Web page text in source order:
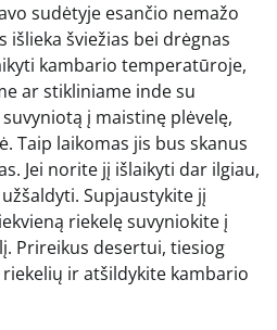
sudėtyje esančio nemažo
išlieka šviežias bei drėgnas
kambario temperatūroje,
ar stikliniame inde su
į maistinę plėvelę,
Taip laikomas jis bus skanus
Jei norite jį išlaikyti dar ilgiau,
Supjaustykite jį
riekelę suvyniokite į
Prireikus desertui, tiesiog
ir atšildykite kambario